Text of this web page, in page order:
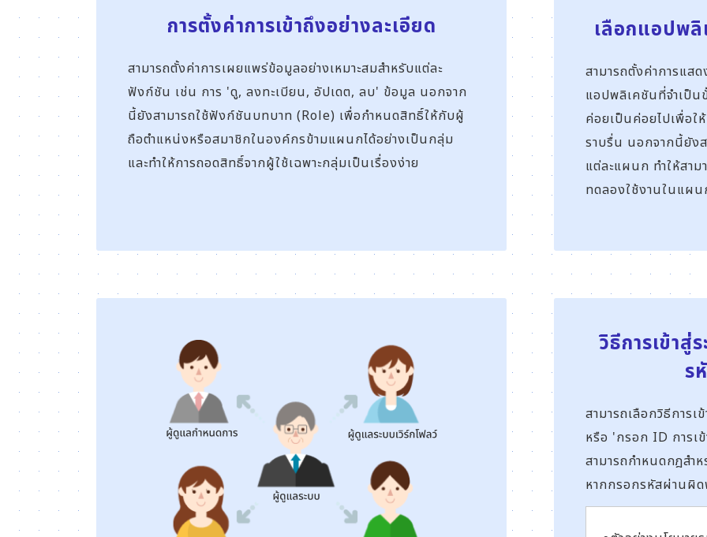
การตั้งค่าการเข้าถึงอย่างละเอียด
สามารถตั้งค่าการเผยแพร่ข้อมูลอย่างเหมาะสมสำหรับแต่ละ
ฟังก์ชัน เช่น การ 'ดู, ลงทะเบียน, อัปเดต, ลบ' ข้อมูล นอกจาก
นี้ยังสามารถใช้ฟังก์ชันบทบาท (Role) เพื่อกำหนดสิทธิ์ให้กับผู้
ถือตำแหน่งหรือสมาชิกในองค์กรข้ามแผนกได้อย่างเป็นกลุ่ม
และทำให้การถอดสิทธิ์จากผู้ใช้เฉพาะกลุ่มเป็นเรื่องง่าย
เลือกแอปพ
สามารถตั้งค่าการแส
แอปพลิเคชันที่จำเป็น
ค่อยเป็นค่อยไปเพื่อใ
ราบรื่น นอกจากนี้ยัง
แต่ละแผนก ทำให้สา
ทดลองใช้งานในแผ
วิธีการเข้าสู่
ร
สามารถเลือกวิธีการ
หรือ 'กรอก ID การเ
สามารถกำหนดกฎสำ
หากกรอกรหัสผ่านผิ